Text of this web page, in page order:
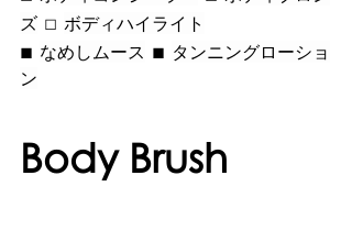
ズ □ ボディハイライト
■ なめしムース ■ タンニングローショ
ン
Body Brush